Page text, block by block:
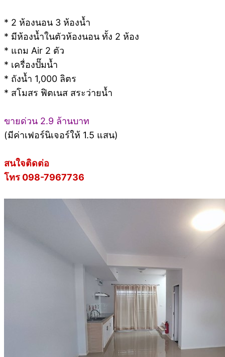
* 2 ห้องนอน 3 ห้องน้ำ
* มีห้องน้ำในตัวห้องนอน ทั้ง 2 ห้อง
* แถม Air 2 ตัว
* เครื่องปั๊มน้ำ
* ถังน้ำ 1,000 ลิตร
* สโมสร ฟิตเนส สระว่ายน้ำ
ขายด่วน 2.9 ล้านบาท
(มีค่าเฟอร์นิเจอร์ให้ 1.5 แสน)
สนใจติดต่อ
โทร 098-7967736